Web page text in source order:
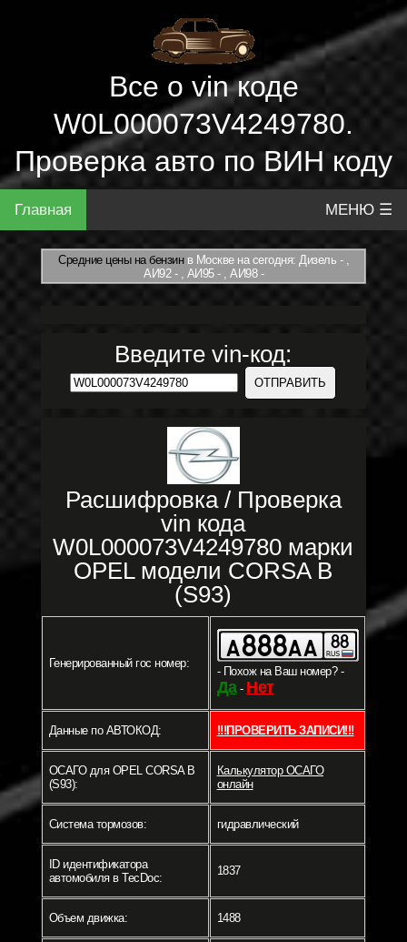
Все о vin коде
W0L000073V4249780.
Проверка авто по ВИН коду
Главная МЕНЮ ☰
Средние цены на бензинв Москве на сегодня: Дизель - ,
АИ92 - , АИ95 - , АИ98 -
Введите vin-код:
Расшифровка / Проверка
vin кода
W0L000073V4249780 марки
OPEL модели CORSA B
(S93)
Генерированный гос номер:
- Похож на Ваш номер? -
Да- Нет
Данные по АВТОКОД: !!!ПРОВЕРИТЬ ЗАПИСИ!!!
ОСАГО для OPEL CORSA B
(S93):
Калькулятор ОСАГО
онлайн
Система тормозов: гидравлический
ID идентификатора
автомобиля в TecDoc:
1837
Объем движка: 1488